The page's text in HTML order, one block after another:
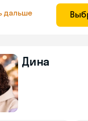
дальше
Дина